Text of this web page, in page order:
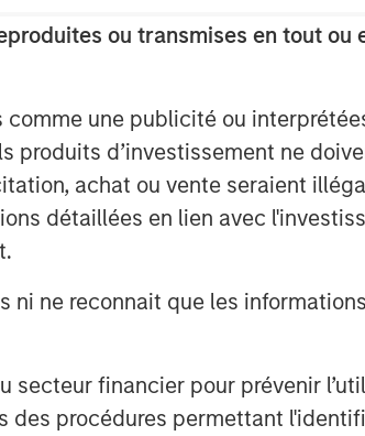
ou transmises en tout ou
une publicité ou
produits d’investissement ne
achat ou vente seraient
détaillées en lien avec
ne reconnait que les
secteur financier pour prévenir
des procédures permettant